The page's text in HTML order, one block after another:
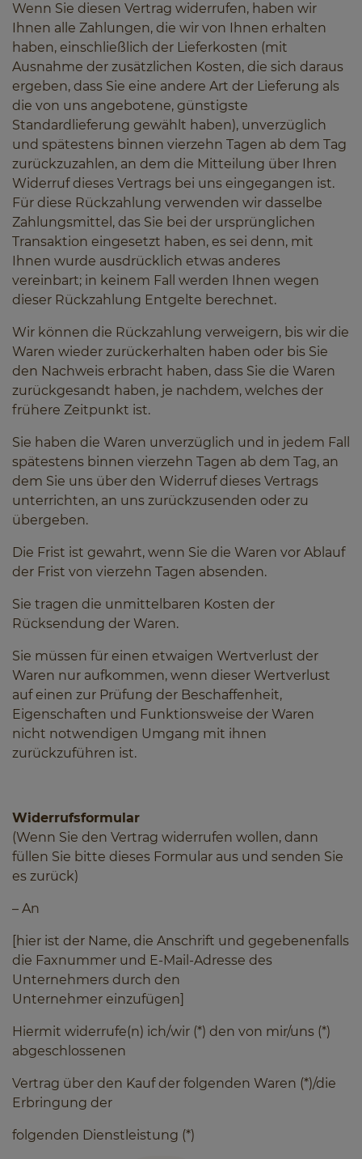
Wenn Sie diesen Vertrag widerrufen, haben wir
Ihnen alle Zahlungen, die wir von Ihnen erhalten
haben, einschließlich der Lieferkosten (mit
Ausnahme der zusätzlichen Kosten, die sich daraus
ergeben, dass Sie eine andere Art der Lieferung als
die von uns angebotene, günstigste
Standardlieferung gewählt haben), unverzüglich
und spätestens binnen vierzehn Tagen ab dem Tag
zurückzuzahlen, an dem die Mitteilung über Ihren
Widerruf dieses Vertrags bei uns eingegangen ist.
Für diese Rückzahlung verwenden wir dasselbe
Zahlungsmittel, das Sie bei der ursprünglichen
Transaktion eingesetzt haben, es sei denn, mit
Ihnen wurde ausdrücklich etwas anderes
vereinbart; in keinem Fall werden Ihnen wegen
dieser Rückzahlung Entgelte berechnet.
Wir können die Rückzahlung verweigern, bis wir die
Waren wieder zurückerhalten haben oder bis Sie
den Nachweis erbracht haben, dass Sie die Waren
zurückgesandt haben, je nachdem, welches der
frühere Zeitpunkt ist.
Sie haben die Waren unverzüglich und in jedem Fall
spätestens binnen vierzehn Tagen ab dem Tag, an
dem Sie uns über den Widerruf dieses Vertrags
unterrichten, an uns zurückzusenden oder zu
übergeben.
Die Frist ist gewahrt, wenn Sie die Waren vor Ablauf
der Frist von vierzehn Tagen absenden.
Sie tragen die unmittelbaren Kosten der
Rücksendung der Waren.
Sie müssen für einen etwaigen Wertverlust der
Waren nur aufkommen, wenn dieser Wertverlust
auf einen zur Prüfung der Beschaffenheit,
Eigenschaften und Funktionsweise der Waren
nicht notwendigen Umgang mit ihnen
zurückzuführen ist.
Widerrufsformular
(Wenn Sie den Vertrag widerrufen wollen, dann
füllen Sie bitte dieses Formular aus und senden Sie
es zurück)
– An
[hier ist der Name, die Anschrift und gegebenenfalls
die Faxnummer und E-Mail-Adresse des
Unternehmers durch den
Unternehmer einzufügen]
Hiermit widerrufe(n) ich/wir (*) den von mir/uns (*)
abgeschlossenen
Vertrag über den Kauf der folgenden Waren (*)/die
Erbringung der
folgenden Dienstleistung (*)